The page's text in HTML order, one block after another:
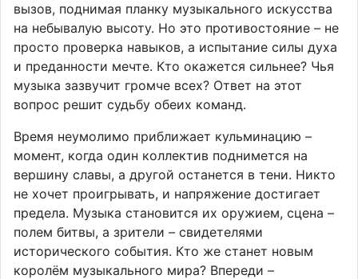
вызов, поднимая планку музыкального искусства
на небывалую высоту. Но это противостояние – не
просто проверка навыков, а испытание силы духа
и преданности мечте. Кто окажется сильнее? Чья
музыка зазвучит громче всех? Ответ на этот
вопрос решит судьбу обеих команд.
Время неумолимо приближает кульминацию –
момент, когда один коллектив поднимется на
вершину славы, а другой останется в тени. Никто
не хочет проигрывать, и напряжение достигает
предела. Музыка становится их оружием, сцена –
полем битвы, а зрители – свидетелями
исторического события. Кто же станет новым
королём музыкального мира? Впереди –